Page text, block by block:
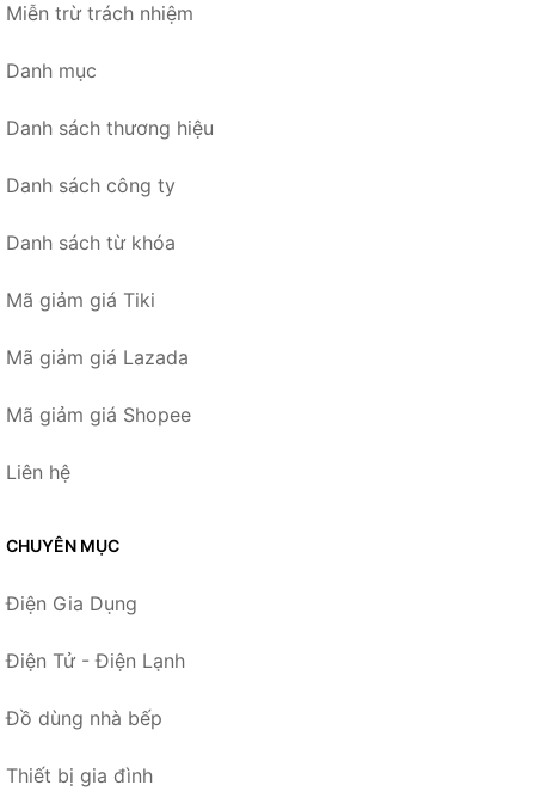
Miễn trừ trách nhiệm
Danh mục
Danh sách thương hiệu
Danh sách công ty
Danh sách từ khóa
Mã giảm giá Tiki
Mã giảm giá Lazada
Mã giảm giá Shopee
Liên hệ
CHUYÊN MỤC
Điện Gia Dụng
Điện Tử - Điện Lạnh
Đồ dùng nhà bếp
Thiết bị gia đình